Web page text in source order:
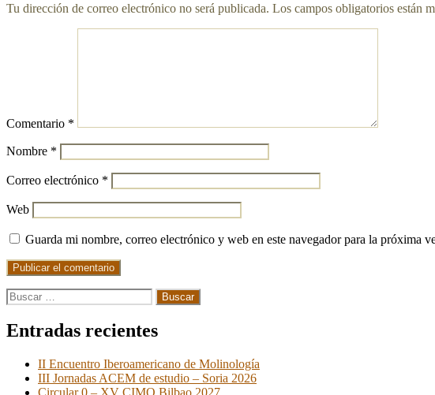
Tu dirección de correo electrónico no será publicada. Los campos obligatorios están
Comentario *
Nombre *
Correo electrónico *
Web
Guarda mi nombre, correo electrónico y web en este navegador para la próxima
Buscar:
Entradas recientes
II Encuentro Iberoamericano de Molinología
III Jornadas ACEM de estudio – Soria 2026